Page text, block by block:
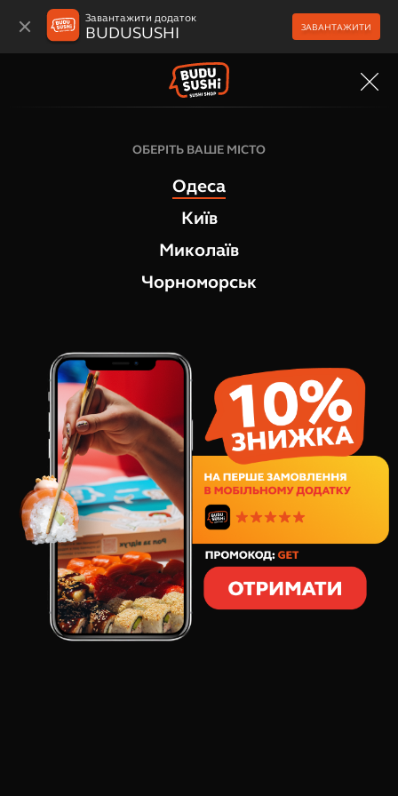
Завантажити додаток
BUDUSUSHI ЗАВАНТАЖИТИ
WOK BOX
Курка у паніровці, 45 г
48грн шт 45 грамів
СКЛАД:
Додай в свій WOK BOX додаткову порцію курочки!
ОБЕРІТЬ ВАШЕ МІСТО
Одеса
Київ
Миколаїв
Чорноморськ